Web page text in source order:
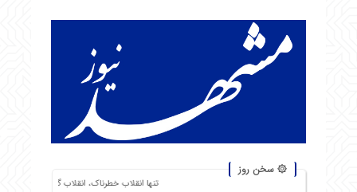
۞ سخن روز
تنها انقلاب خطرناک، انقلاب گرسنگان است. من از شورشهایی